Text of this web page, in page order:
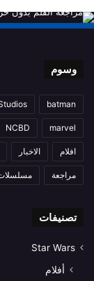
وسوم
batman
marvel
NCBD
افلام الاخبار
مراجعة
تصنيفات
Star Wars
أفلام